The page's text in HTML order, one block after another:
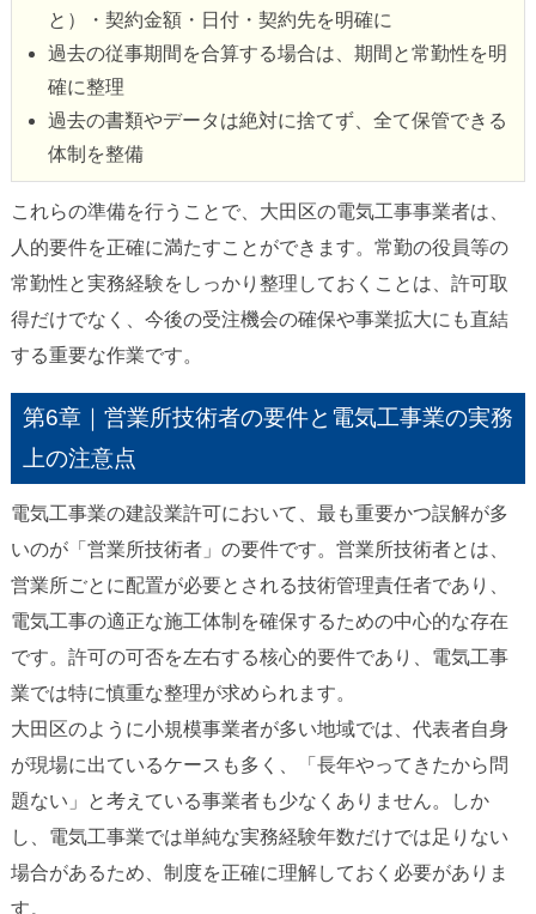
と）・契約金額・日付・契約先を明確に
過去の従事期間を合算する場合は、期間と常勤性を明
確に整理
過去の書類やデータは絶対に捨てず、全て保管できる
体制を整備
これらの準備を行うことで、大田区の電気工事事業者は、
人的要件を正確に満たすことができます。常勤の役員等の
常勤性と実務経験をしっかり整理しておくことは、許可取
得だけでなく、今後の受注機会の確保や事業拡大にも直結
する重要な作業です。
第6章｜営業所技術者の要件と電気工事業の実務
上の注意点
電気工事業の建設業許可において、最も重要かつ誤解が多
いのが「営業所技術者」の要件です。営業所技術者とは、
営業所ごとに配置が必要とされる技術管理責任者であり、
電気工事の適正な施工体制を確保するための中心的な存在
です。許可の可否を左右する核心的要件であり、電気工事
業では特に慎重な整理が求められます。
大田区のように小規模事業者が多い地域では、代表者自身
が現場に出ているケースも多く、「長年やってきたから問
題ない」と考えている事業者も少なくありません。しか
し、電気工事業では単純な実務経験年数だけでは足りない
場合があるため、制度を正確に理解しておく必要がありま
す。